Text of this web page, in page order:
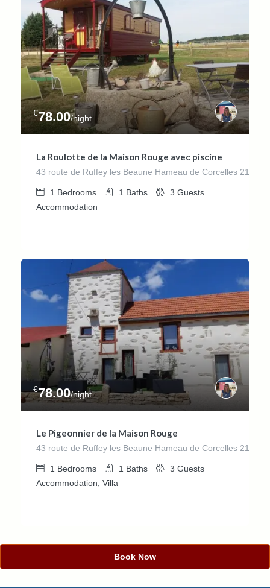
€78.00/night
La Roulotte de la Maison Rouge avec piscine
43 route de Ruffey les Beaune Hameau de Corcelles 21550
1 Bedrooms 1 Baths 3 Guests
Accommodation
€78.00/night
Le Pigeonnier de la Maison Rouge
43 route de Ruffey les Beaune Hameau de Corcelles 21550
1 Bedrooms 1 Baths 3 Guests
Accommodation, Villa
Book Now